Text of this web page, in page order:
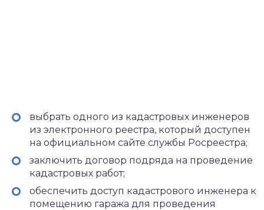
выбрать одного из кадастровых инженеров
из электронного реестра, который доступен
на официальном сайте службы Росреестра;
заключить договор подряда на проведение
кадастровых работ;
обеспечить доступ кадастрового инженера к
помещению гаража для проведения